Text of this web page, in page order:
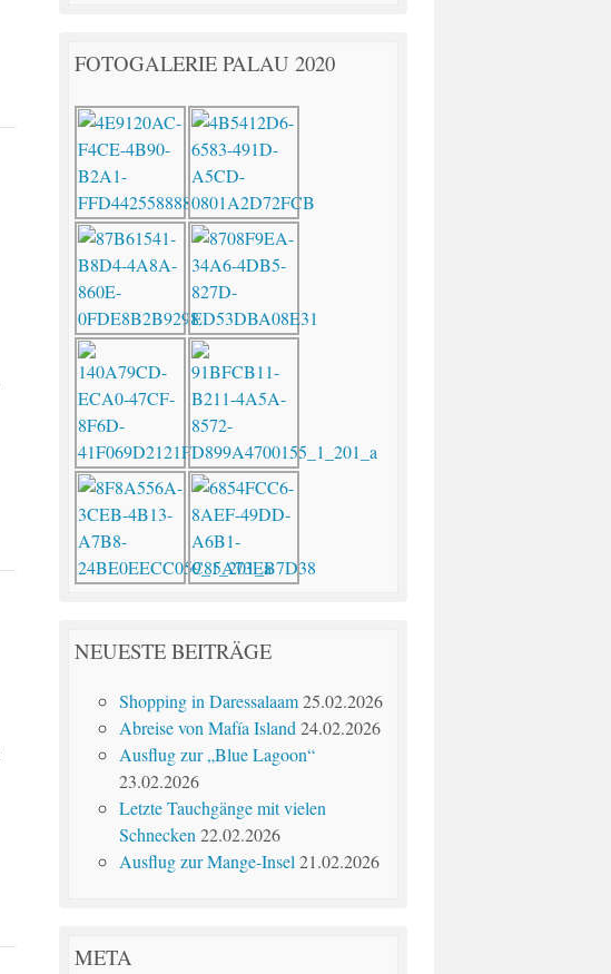
FOTOGALERIE PALAU 2020
NEUESTE BEITRÄGE
Shopping in Daressalaam 25.02.2026
Abreise von Mafía Island 24.02.2026
Ausflug zur „Blue Lagoon“
23.02.2026
Letzte Tauchgänge mit vielen
Schnecken 22.02.2026
Ausflug zur Mange-Insel 21.02.2026
META